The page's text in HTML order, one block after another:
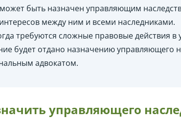
быть назначен управляющим
между ним и всеми наследниками.
требуются сложные правовые действия
будет отдано назначению управляющего
адвокатом.
управляющего